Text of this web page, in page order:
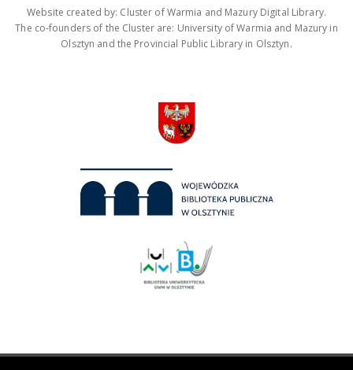
Website created by: Cluster of Warmia and Mazury Digital Library.
The co-founders of the Cluster are: University of Warmia and Mazury in
Olsztyn and the Provincial Public Library in Olsztyn.